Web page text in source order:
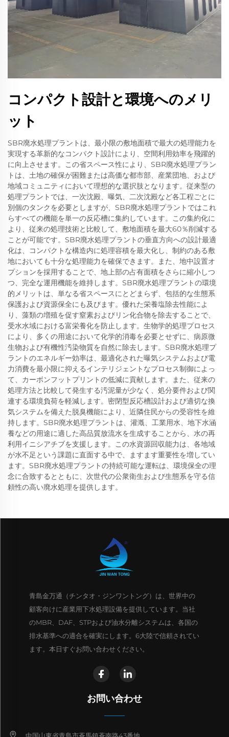
コンパクト設計と環境へのメリ
ット
SBR廃水処理プラントは、最小限の敷地面積で最大の処理能力を
実現する革新的なコンパクト設計により、空間利用効率を飛躍的
に向上させます。この省スペース性により、SBR廃水処理プラン
トは、土地の確保が困難または高価な都市部、産業団地、および
地域コミュニティにおいて理想的な選択肢となります。従来型の
処理プラントでは、一次沈殿、曝気、二次沈殿など各工程ごとに
別個のタンクを必要としますが、SBR廃水処理プラントではこれ
らすべての機能を単一の反応槽に集約しています。この集約化に
より、従来の処理技術と比較して、敷地面積を最大60％削減する
ことが可能です。SBR廃水処理プラントの垂直方向への設計最適
化は、コンパクトな構造内に処理容積を最大化し、制約のある敷
地においても十分な処理能力を確保できます。また、地中設置オ
プションを採用することで、地上部の占有面積をさらに縮小しつ
つ、完全な運用機能を維持します。SBR廃水処理プラントの環境
的メリットは、単なる省スペースにとどまらず、包括的な生態系
保護および資源保全にも及びます。優れた栄養塩除去性能によ
り、藻類の増殖を促す窒素およびリン化合物を除去することで、
受水水域における富栄養化を防止します。生物学的処理プロセス
により、多くの用途において化学的消毒を必要とせずに、病原微
生物および有機性汚染物質を自然に除去します。SBR廃水処理プ
ラントのエネルギー効率は、最適化された曝気システムおよび電
力消費を最小限に抑えるインテリジェントなプロセス制御によっ
て、カーボンフットプリントの低減に貢献します。また、従来の
処理方法と比較して発生する汚泥量が少なく、処分要件および関
連する環境負荷を軽減します。密閉型反応槽設計および適切な換
気システムを備えた脱臭機能により、近隣住民からの受容性を維
持します。SBR廃水処理プラントは、灌漑、工業用水、地下水涵
養などの用途に適した高品質放流水を生成することから、水の再
利用イニシアチブを支援します。この水資源回収能力は、各地域
が水不足という課題に直面する中で、ますます重要性を増してい
ます。SBR廃水処理プラントの持続可能な運転は、環境保全の理
念に合致するとともに、次世代の公衆衛生および生態系を守る信
頼性の高い廃水処理を提供します。
青島金万通（チンタオ・ジンワントング）は、世界中の
顧客向けに産業用下水処理設備を提供しています。当社
のMBR、DAF、STPおよび油水分離システムは、各国の
排水基準への適合を確実にします。6大陸で信頼されてい
ます。本日すぐお問い合わせください。
お問い合わせ